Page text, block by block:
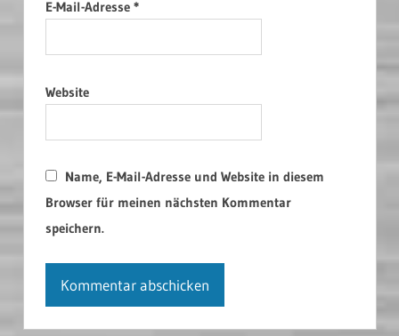
E-Mail-Adresse *
Website
Name, E-Mail-Adresse und Website in diesem
Browser für meinen nächsten Kommentar
speichern.